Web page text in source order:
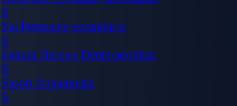
S
Sai Personaje secundario
S
Sakura Haruno Deuteragonista
S
Sasori Antagonista
S